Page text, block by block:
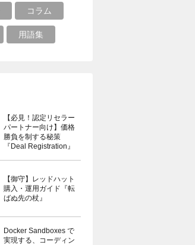
コラム
用語集
【必見！認定リセラー
パートナー向け】価格
勝負を制する秘策
『Deal Registration』
【御守】レッドハット
購入・運用ガイド『転
ばぬ先の杖』
Docker Sandboxes で
実現する、コーディン